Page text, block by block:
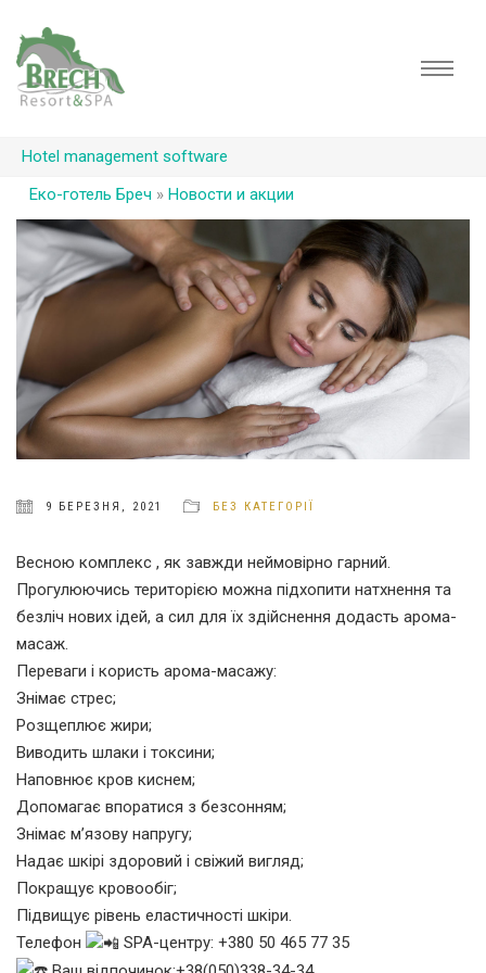
Hotel management software
Еко-готель Бреч » Новости и акции
9 БЕРЕЗНЯ, 2021 БЕЗ КАТЕГОРІЇ
Весною комплекс , як завжди неймовірно гарний.
Прогулюючись територією можна підхопити натхнення та
безліч нових ідей, а сил для їх здійснення додасть арома-
масаж.
Переваги і користь арома-масажу:
Знімає стрес;
Розщеплює жири;
Виводить шлаки і токсини;
Наповнює кров киснем;
Допомагає впоратися з безсонням;
Знімає м’язову напругу;
Надає шкірі здоровий і свіжий вигляд;
Покращує кровообіг;
Підвищує рівень еластичності шкіри.
Телефон
SPA-центру: +380 50 465 77 35